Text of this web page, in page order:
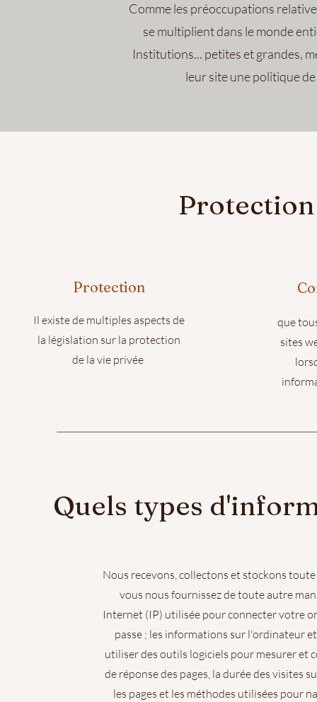
Comme les préoccupations
se multiplient dans le monde
Institutions... petites et grandes,
leur site une politique
Protection
Il existe de multiples aspects de
la législation sur la protection
de la vie privée
que
sites
Quels types
Nous recevons, collectons et stockons
vous nous fournissez de toute autre
Internet (IP) utilisée pour connecter votre
passe ; les informations sur l'ordinateur
utiliser des outils logiciels pour mesurer et
de réponse des pages, la durée des visites
les pages et les méthodes utilisées pour